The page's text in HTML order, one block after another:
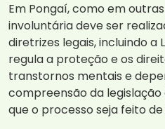
Em Pongaí, como em
involuntária deve ser
diretrizes legais, incluindo a
regula a proteção e os
transtornos mentais e
compreensão da
que o processo seja feito